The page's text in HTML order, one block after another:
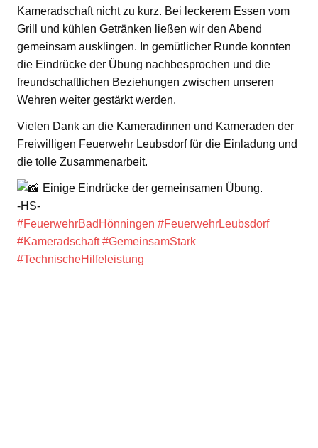
Kameradschaft nicht zu kurz. Bei leckerem Essen vom
Grill und kühlen Getränken ließen wir den Abend
gemeinsam ausklingen. In gemütlicher Runde konnten
die Eindrücke der Übung nachbesprochen und die
freundschaftlichen Beziehungen zwischen unseren
Wehren weiter gestärkt werden.
Vielen Dank an die Kameradinnen und Kameraden der
Freiwilligen Feuerwehr Leubsdorf für die Einladung und
die tolle Zusammenarbeit.
Einige Eindrücke der gemeinsamen Übung.
-HS-
#FeuerwehrBadHönningen #FeuerwehrLeubsdorf
#Kameradschaft #GemeinsamStark
#TechnischeHilfeleistung